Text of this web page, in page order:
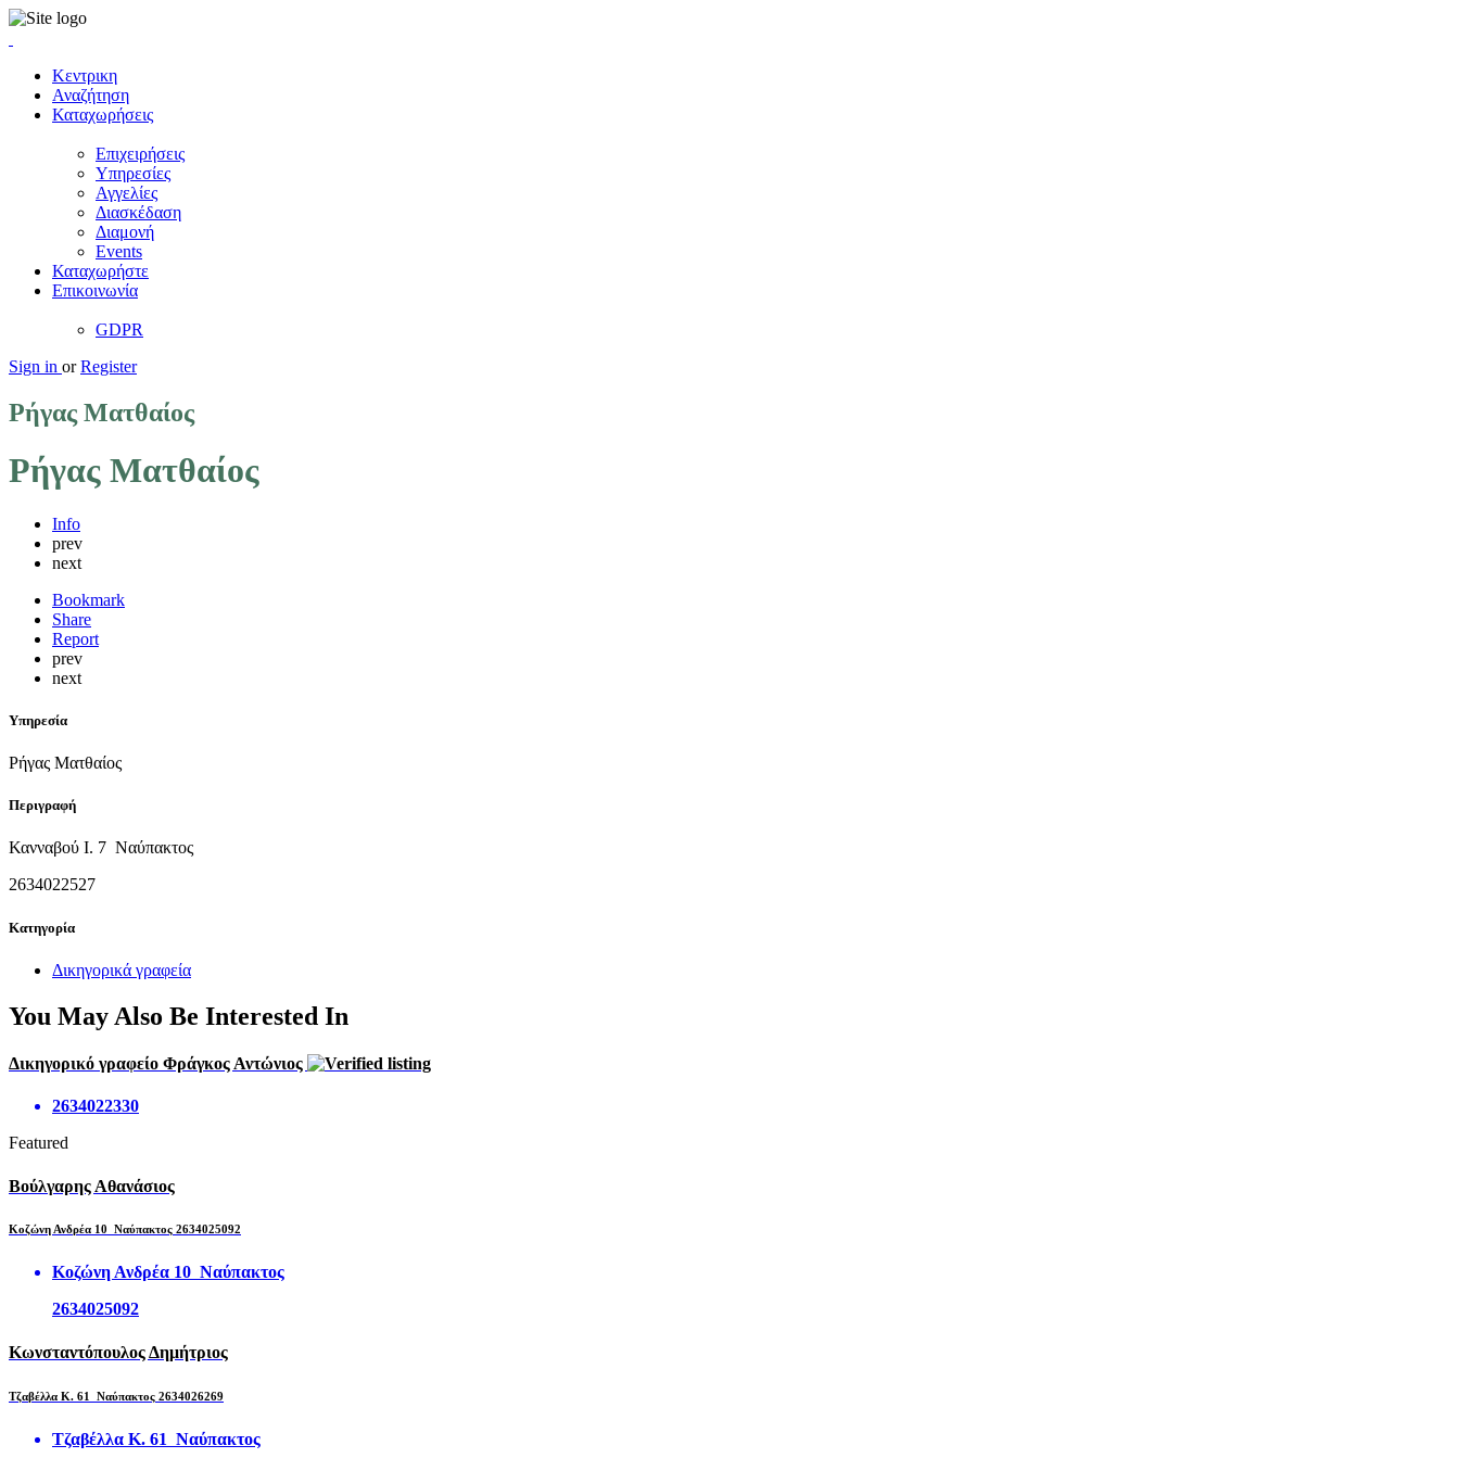
Κεντρικη
Αναζήτηση
Καταχωρήσεις
Επιχειρήσεις
Υπηρεσίες
Αγγελίες
Διασκέδαση
Διαμονή
Events
Καταχωρήστε
Επικοινωνία
GDPR
Sign in or Register
Ρήγας Ματθαίος
Ρήγας Ματθαίος
Info
prev
next
Bookmark
Share
Report
prev
next
Υπηρεσία
Ρήγας Ματθαίος
Περιγραφή
Κανναβού Ι. 7 Ναύπακτος
2634022527
Κατηγορία
Δικηγορικά γραφεία
You May Also Be Interested In
Δικηγορικό γραφείο Φράγκος Αντώνιος
2634022330
Featured
Βούλγαρης Αθανάσιος
Κοζώνη Ανδρέα 10 Ναύπακτος 2634025092
Κοζώνη Ανδρέα 10 Ναύπακτος
2634025092
Κωνσταντόπουλος Δημήτριος
Τζαβέλλα Κ. 61 Ναύπακτος 2634026269
Τζαβέλλα Κ. 61 Ναύπακτος